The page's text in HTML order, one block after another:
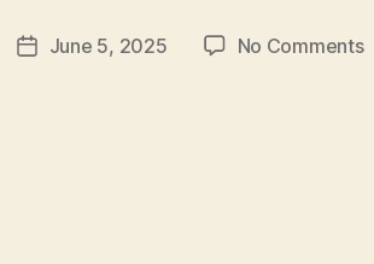
PostJune 5, 2025 No Comments